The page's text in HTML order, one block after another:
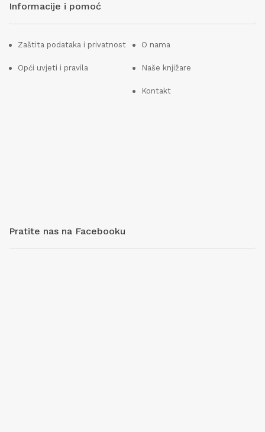
Informacije i pomoć
Zaštita podataka i privatnost
Opći uvjeti i pravila
O nama
Naše knjižare
Kontakt
Pratite nas na Facebooku